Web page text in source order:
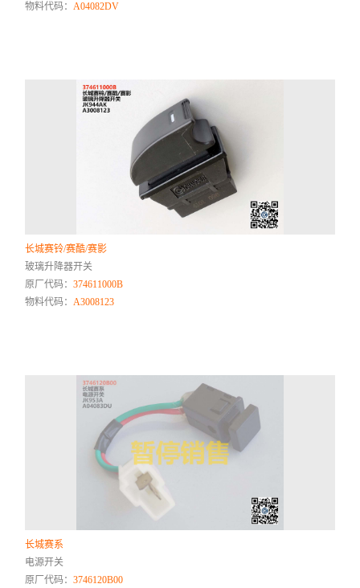
物料代码：A04082DV
长城赛铃/赛酷/赛影
玻璃升降器开关
原厂代码：374611000B
物料代码：A3008123
长城赛系
电源开关
原厂代码：3746120B00